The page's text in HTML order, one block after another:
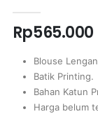
Rp565.000
Blouse
Batik Printing.
Bahan Katun
Harga belum